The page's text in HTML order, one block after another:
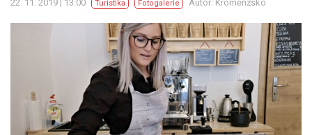
22. 11. 2019 | 13:00 Turistika Fotogalerie Autor: Kroměřížsko